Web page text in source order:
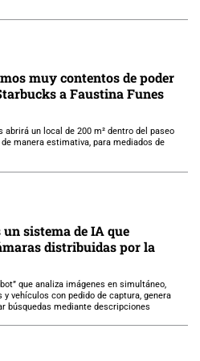
muy contentos de poder
a Faustina Funes
un local de 200 m² dentro del paseo
manera estimativa, para mediados de
sistema de IA que
distribuidas por la
que analiza imágenes en simultáneo,
vehículos con pedido de captura, genera
búsquedas mediante descripciones